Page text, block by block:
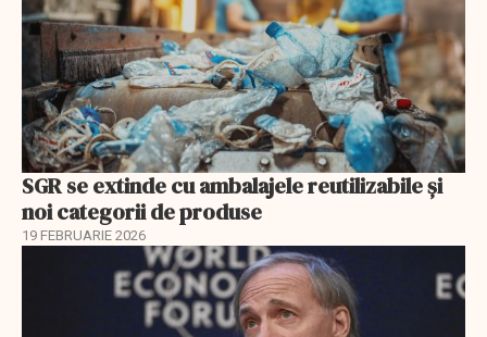
SGR se extinde cu ambalajele reutilizabile și
noi categorii de produse
19 FEBRUARIE 2026